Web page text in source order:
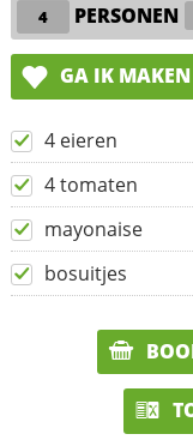
PERSONEN
GA IK MAKEN
4 eieren
4 tomaten
mayonaise
bosuitjes